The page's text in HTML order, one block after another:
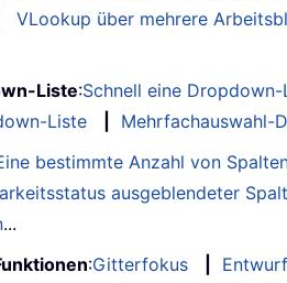
VLookup über mehrere
Liste:Schnell eine
Liste
Mehrfachauswahl-
bestimmte Anzahl von
ausgeblendeter
...
:Gitterfokus Entwurf